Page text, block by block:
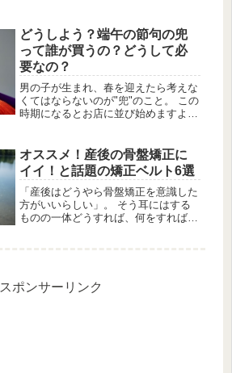
い、浅くなる 母乳やミルクをうまく
飲めない 細菌のせいで中耳炎に 機嫌
が...
どうしよう？端午の節句の兜
って誰が買うの？どうして必
要なの？
男の子が生まれ、春を迎えたら考えな
くてはならないのが"兜"のこと。 この
時期になるとお店に並び始めますよ
両親なのか父方の両親なのか... そも
そも、兜はどうして必要なのかを...
オススメ！産後の骨盤矯正に
イイ！と話題の矯正ベルト6選
「産後はどうやら骨盤矯正を意識した
方がいいらしい」。 そう耳にはする
ものの一体どうすれば、何をすればい
ま...
スポンサーリンク